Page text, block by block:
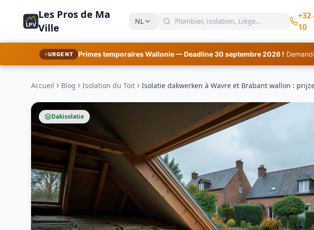
LPV
Les Pros de Ma
Ville
NL
+32
10
URGENT Primes temporaires Wallonie — Deadline 30 septembre 2026 !
Accueil Blog Isolation du Toit Isolatie dakwerken à Wavre et Brabant wallon :
Dakisolatie